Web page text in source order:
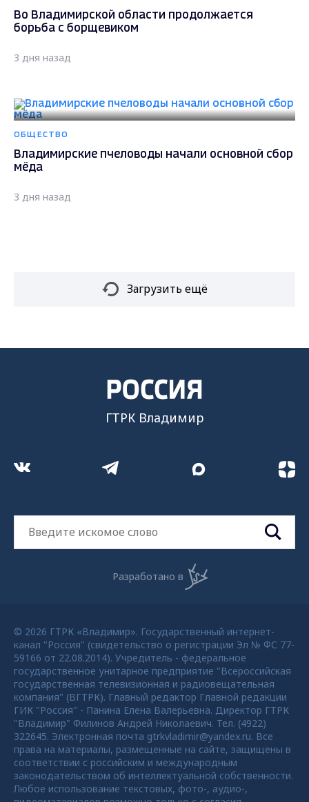
Во Владимирской области продолжается
борьба с борщевиком
3 дня назад
ОБЩЕСТВО
Владимирские пчеловоды начали основной сбор
мёда
3 дня назад
Загрузить ещё
ГТРК Владимир
Разработано в
© 2026 ГТРК «Владимир». Государственный интернет-
канал "Россия" (свидетельство о регистрации Эл № ФС 77-
59166 от 22.08.2014). Учредитель - федеральное
государственное унитарное предприятие "Всероссийская
государственная телевизионная и радиовещательная
компания" (ВГТРК). Главный редактор Главной редакции
ГИК "Россия" - Панина Елена Валерьевна. Директор ГТРК
"Владимир" Филинов Андрей Николаевич. Тел. (4922)
322645. Электронная почта gtrkvladimir@yandex.ru. Все
права на материалы, размещенные на сайте, защищены в
соответствии с российским и международным
законодательством об интеллектуальной собственности.
Любое использование текстовых, фото-, аудио-,